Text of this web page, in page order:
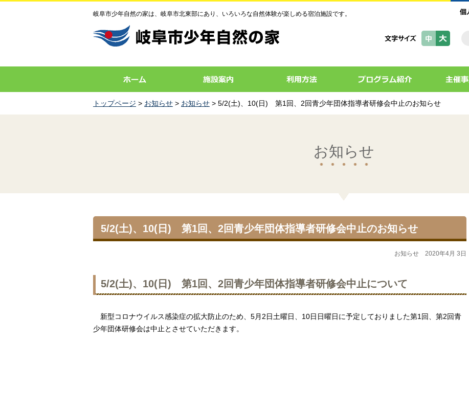
岐阜市少年自然の家は、岐阜市北東部にあり、いろいろな自然体験が楽しめる宿泊施設です。
トップページ > お知らせ > お知らせ > 5/2(土)、10(日) 第1回、2回青少年団体指導者研修会中止のお知らせ
お知らせ
5/2(土)、10(日) 第1回、2回青少年団体指導者研修会中止のお知らせ
お知らせ 2020年4月 3日
5/2(土)、10(日) 第1回、2回青少年団体指導者研修会中止について
新型コロナウイルス感染症の拡大防止のため、5月2日土曜日、10日日曜日に予定しておりました第1回、第2回青
少年団体研修会は中止とさせていただきます。